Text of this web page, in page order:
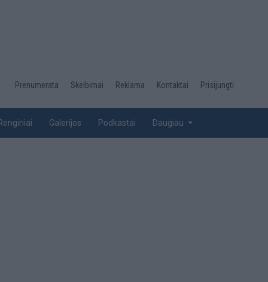
Desktop
top
Prenumerata Skelbimai Reklama Kontaktai Prisijungti
Galerijos Podkastai Daugiau